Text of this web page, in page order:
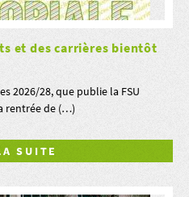
et des carrières bientôt
2026/28, que publie la FSU
rentrée de (…)
SUITE